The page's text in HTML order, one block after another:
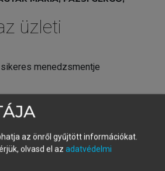
üzleti
menedzsmentje
példa az üzleti
az önről gyűjtött információkat.
olvasd el az adatvédelmi